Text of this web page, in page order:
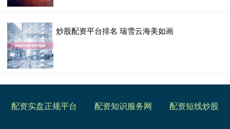
炒股配资平台排名 瑞雪云海美如画
配资实盘正规平台 配资知识服务网 配资短线炒股